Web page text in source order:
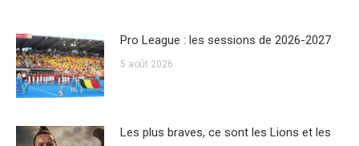
Pro League : les sessions de 2026-2027
5 août 2026
Les plus braves, ce sont les Lions et les